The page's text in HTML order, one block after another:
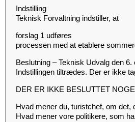
Indstilling
Teknisk Forvaltning indstiller, at
forslag 1 udføres
processen med at etablere
Beslutning – Teknisk Udvalg den 6.
Indstillingen tiltrædes. Der er ikke
DER ER IKKE BESLUTTET
Hvad mener du, turistchef, om det,
Hvad mener vore politikere, som